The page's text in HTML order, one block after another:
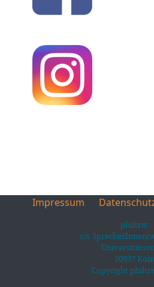
Impressum
philtrat
c/o
50937 Köln
Copyright